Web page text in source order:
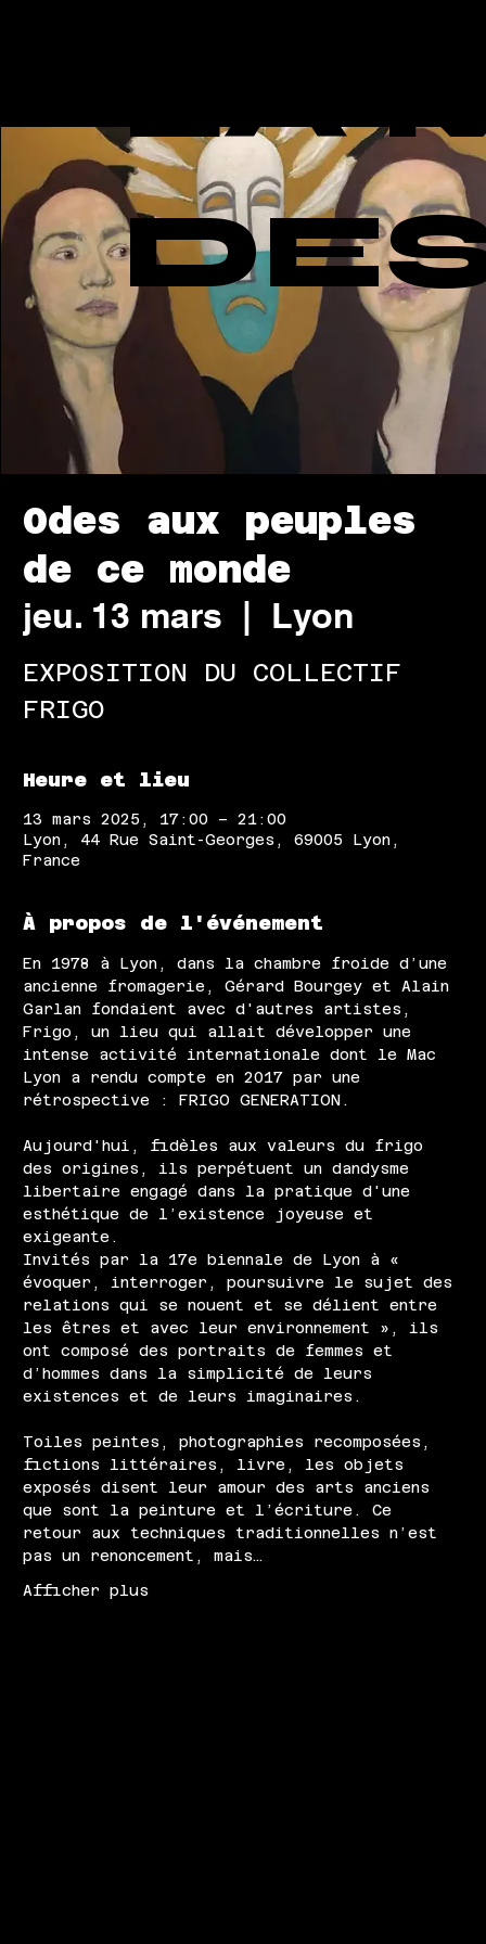
LA
Odes aux peuples
de ce monde
jeu. 13 mars Lyon
EXPOSITION DU COLLECTIF
FRIGO
Heure et lieu
13 mars 2025, 17:00 – 21:00
Lyon, 44 Rue Saint-Georges, 69005 Lyon,
France
À propos de l'événement
En 1978 à Lyon, dans la chambre froide d’une
ancienne fromagerie, Gérard Bourgey et Alain
Garlan fondaient avec d'autres artistes,
Frigo, un lieu qui allait développer une
intense activité internationale dont le Mac
Lyon a rendu compte en 2017 par une
rétrospective : FRIGO GENERATION.
Aujourd'hui, fidèles aux valeurs du frigo
des origines, ils perpétuent un dandysme
libertaire engagé dans la pratique d'une
esthétique de l’existence joyeuse et
exigeante.
Invités par la 17e biennale de Lyon à «
évoquer, interroger, poursuivre le sujet des
relations qui se nouent et se délient entre
les êtres et avec leur environnement », ils
ont composé des portraits de femmes et
d’hommes dans la simplicité de leurs
existences et de leurs imaginaires.
Toiles peintes, photographies recomposées,
fictions littéraires, livre, les objets
exposés disent leur amour des arts anciens
que sont la peinture et l’écriture. Ce
retour aux techniques traditionnelles n’est
pas un renoncement, mais…
Afficher plus